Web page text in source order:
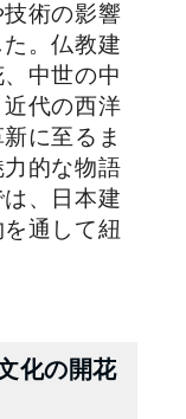
術の影響
。仏教建
中世の中
代の西洋
に至るま
的な物語
、日本建
通して紐
化の開花